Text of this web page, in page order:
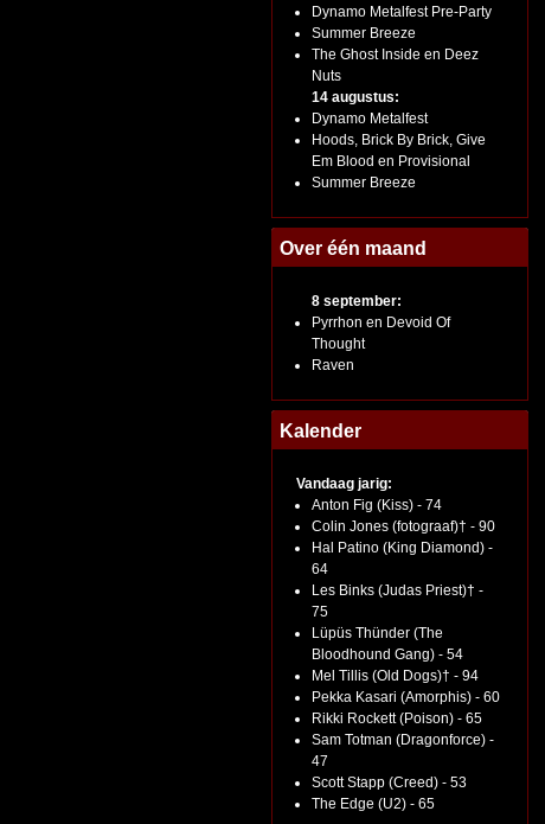
Dynamo Metalfest Pre-Party
Summer Breeze
The Ghost Inside en Deez
Nuts
14 augustus:
Dynamo Metalfest
Hoods, Brick By Brick, Give
Em Blood en Provisional
Summer Breeze
Over één maand
8 september:
Pyrrhon en Devoid Of
Thought
Raven
Kalender
Vandaag jarig:
Anton Fig (Kiss) - 74
Colin Jones (fotograaf)† - 90
Hal Patino (King Diamond) -
64
Les Binks (Judas Priest)† -
75
Lüpüs Thünder (The
Bloodhound Gang) - 54
Mel Tillis (Old Dogs)† - 94
Pekka Kasari (Amorphis) - 60
Rikki Rockett (Poison) - 65
Sam Totman (Dragonforce) -
47
Scott Stapp (Creed) - 53
The Edge (U2) - 65